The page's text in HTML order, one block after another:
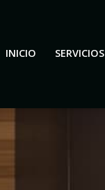
INICIO SERVICIOS